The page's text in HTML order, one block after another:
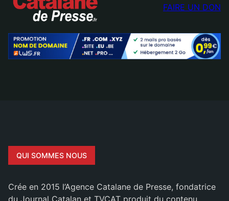
FAIRE UN DON
QUI SOMMES NOUS
Crée en 2015 l’Agence Catalane de Presse, fondatrice
du Journal Catalan et TVCAT produit du contenu